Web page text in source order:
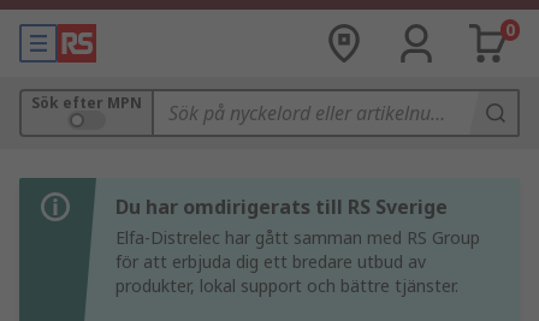
0
Sök efter MPN
Du har omdirigerats till RS Sverige
Elfa-Distrelec har gått samman med RS Group
för att erbjuda dig ett bredare utbud av
produkter, lokal support och bättre tjänster.